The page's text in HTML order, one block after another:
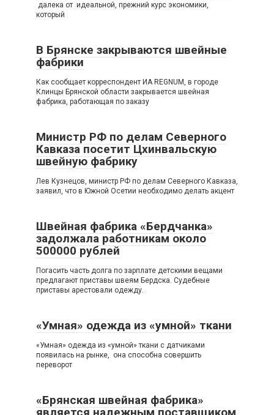
далека от идеальной, прежний курс экономики,
который
В Брянске закрываются швейные
фабрики
Как сообщает корреспондент ИА REGNUM, в городе
Клинцы Брянской области закрывается швейная
фабрика, работающая по заказу
Министр РФ по делам Северного
Кавказа посетит Цхинвальскую
швейную фабрику
Лев Кузнецов, министр РФ по делам Северного Кавказа,
заявил, что в Южной Осетии необходимо делать акцент
Швейная фабрика «Бердчанка»
задолжала работникам около
500000 рублей
Погасить часть долга по зарплате детскими вещами
предлагают приставы швеям Бердска. Судебные
приставы арестовали одежду.
«Умная» одежда из «умной» ткани
«Умная» одежда из «умной» ткани с датчиками
появилась на рынке, она способна совершить
переворот
«Брянская швейная фабрика»